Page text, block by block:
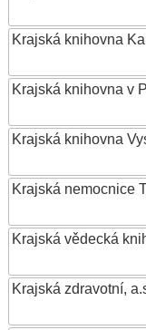
Krajská knihovna
Krajská knihovna v
Krajská knihovna
Krajská nemocnice
Krajská vědecká
Krajská zdravotní,